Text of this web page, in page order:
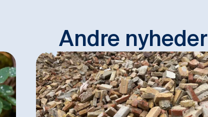
Andre nyheder